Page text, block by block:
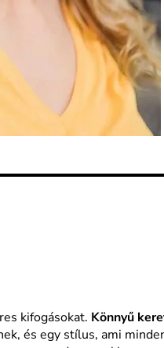
kifogásokat. Könnyű
és egy stílus, ami